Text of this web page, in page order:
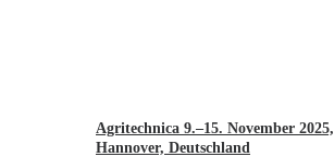
Agritechnica 9.–15. November 2025,
Hannover, Deutschland